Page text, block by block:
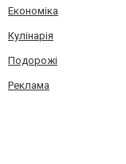
Економіка
Кулінарія
Подорожі
Реклама